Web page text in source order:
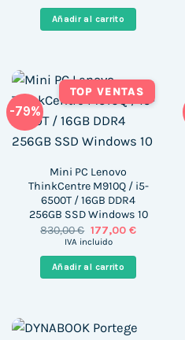
era:
1.291,02 €.
Añadir al carrito
-79%
TOP VENTAS
Mini PC Lenovo
ThinkCentre M910Q / i5-
6500T / 16GB DDR4
256GB SSD Windows 10
830,00€ El
precio
era:
830,00 €.
177,00 €El
es:
177,00 €.
IVA incluido
Añadir al carrito